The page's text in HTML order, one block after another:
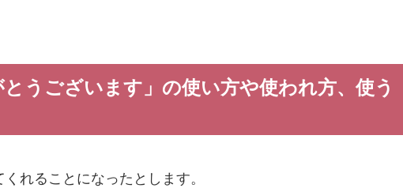
とうございます」の使い方や使われ方、使う
れることになったとします。